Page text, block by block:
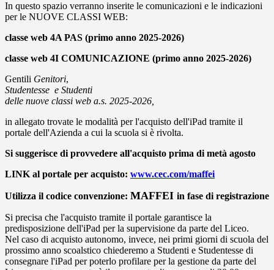
In questo spazio verranno inserite le comunicazioni e le indicazioni
per le NUOVE CLASSI WEB:
classe web 4A PAS (primo anno 2025-2026)
classe web 4I COMUNICAZIONE (primo anno 2025-2026)
Gentili Genitori,
Studentesse e Studenti
delle nuove classi web a.s. 2025-2026,
in allegato trovate le modalità per l'acquisto dell'iPad tramite il
portale dell'Azienda a cui la scuola si è rivolta.
Si suggerisce di provvedere all'acquisto prima di metà agosto
LINK al portale per acquisto: www.cec.com/maffei
Utilizza il codice convenzione: MAFFEI in fase di registrazione
Si precisa che l'acquisto tramite il portale garantisce la
predisposizione dell'iPad per la supervisione da parte del Liceo.
Nel caso di acquisto autonomo, invece, nei primi giorni di scuola del
prossimo anno scoalstico chiederemo a Studenti e Studentesse di
consegnare l'iPad per poterlo profilare per la gestione da parte del